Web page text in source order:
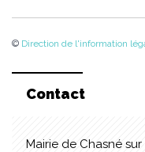
© Direction de l'information
Contact
Mairie de Chasné sur